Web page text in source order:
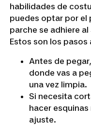
habilidades de
puedes optar por el
parche se adhiere
Estos son los pasos
Antes de
donde vas a
una vez limpia.
Si necesita
hacer
ajuste.